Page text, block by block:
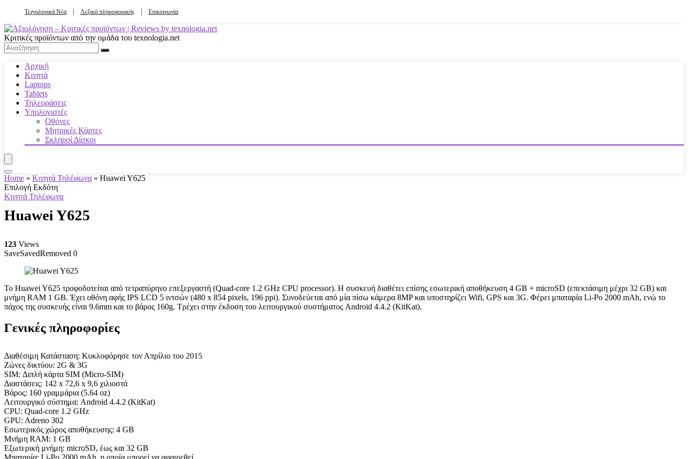
Τεχνολογικά Νέα Λεξικό πληροφορικής Επικοινωνία
Κριτικές προϊόντων από την ομάδα του texnologia.net
Αρχική
Κινητά
Laptops
Tablets
Τηλεοράσεις
Υπολογιστές
Οθόνες
Μητρικές Κάρτες
Σκληροί Δίσκοι
Home » Κινητά Τηλέφωνα » Huawei Y625
Επιλογή Εκδότη
Κινητά Τηλέφωνα
Huawei Y625
123 Views
SaveSavedRemoved 0
Το Huawei Y625 τροφοδοτείται από τετραπύρηνο επεξεργαστή (Quad-core 1.2 GHz CPU processor). Η συσκευή διαθέτει επίσης εσωτερική αποθήκευση 4 GB + microSD (επεκτάσιμη μέχρι 32 GB) και
μνήμη RAM 1 GB. Έχει οθόνη αφής IPS LCD 5 ιντσών (480 x 854 pixels, 196 ppi). Συνοδεύεται από μία πίσω κάμερα 8MP και υποστηρίζει Wifi, GPS και 3G. Φέρει μπαταρία Li-Po 2000 mAh, ενώ το
πάχος της συσκευής είναι 9.6mm και το βάρος 160g. Τρέχει στην έκδοση του λειτουργικού συστήματος Android 4.4.2 (KitKat).
Γενικές πληροφορίες
Διαθέσιμη Κατάσταση: Κυκλοφόρησε τον Απρίλιο του 2015
Ζώνες δικτύου: 2G & 3G
SIM: Διπλή κάρτα SIM (Micro-SIM)
Διαστάσεις: 142 x 72,6 x 9,6 χιλιοστά
Βάρος: 160 γραμμάρια (5.64 oz)
Λειτουργικό σύστημα: Android 4.4.2 (KitKat)
CPU: Quad-core 1.2 GHz
GPU: Adreno 302
Εσωτερικός χώρος αποθήκευσης: 4 GB
Μνήμη RAM: 1 GB
Εξωτερική μνήμη: microSD, έως και 32 GB
Μπαταρία: Li-Po 2000 mAh, η οποία μπορεί να αφαιρεθεί